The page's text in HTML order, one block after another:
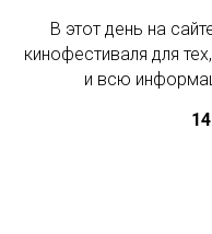
В этот день на
кинофестиваля для
и всю